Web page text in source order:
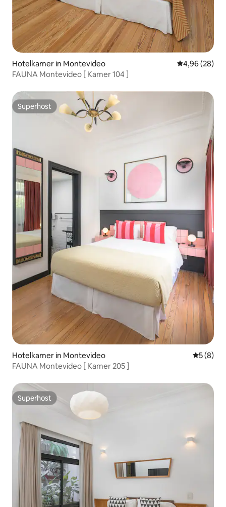
Hotelkamer in Montevideo Gemiddelde
4,96 (28)
FAUNA Montevideo [ Kamer 104 ]
Superhost
Superhost
Hotelkamer in Montevideo
5 (8)
FAUNA Montevideo [ Kamer 205 ]
Superhost
Superhost